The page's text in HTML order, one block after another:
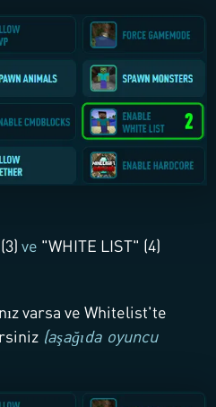
ve "WHITE LIST" (4)
varsa ve Whitelist'te
(aşağıda oyuncu